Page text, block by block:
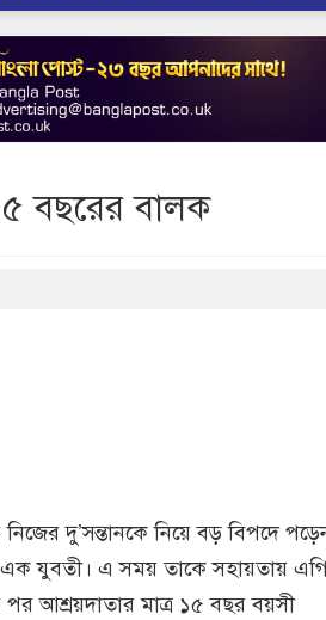
বছরের বালক
দু’সন্তানকে নিয়ে বড় বিপদে
এক যুবতী। এ সময় তাকে সহায়তায়
আশ্রয়দাতার মাত্র ১৫ বছর বয়সী